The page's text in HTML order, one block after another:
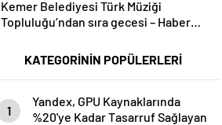
Kemer Belediyesi Türk Müziği
Topluluğu’ndan sıra gecesi – Haber
KATEGORİNİN POPÜLERLERİ
1
Yandex, GPU Kaynaklarında
%20'ye Kadar Tasarruf Sağlayan